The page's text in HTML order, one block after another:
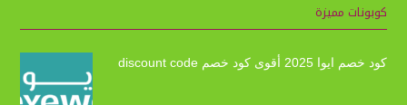
كوبونات مميزة
كود خصم ايوا 2025 أقوى كود خصم discount code